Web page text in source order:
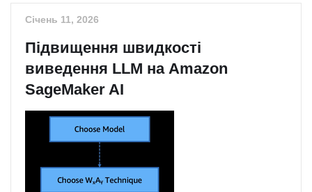
Січень 11, 2026
Підвищення швидкості
виведення LLM на Amazon
SageMaker AI